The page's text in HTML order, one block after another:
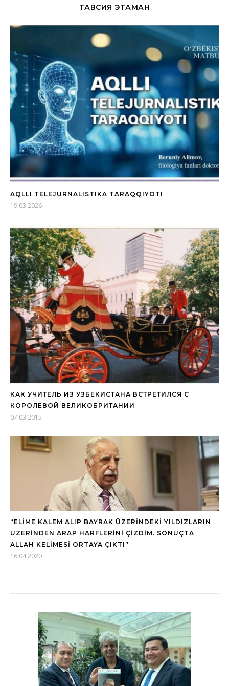
ТАВСИЯ ЭТАМАН
AQLLI TELEJURNALISTIKA TARAQQIYOTI
19.03.2026
КАК УЧИТЕЛЬ ИЗ УЗБЕКИСТАНА ВСТРЕТИЛСЯ С
КОРОЛЕВОЙ ВЕЛИКОБРИТАНИИ
07.03.2015
“ELİME KALEM ALIP BAYRAK ÜZERİNDEKİ YILDIZLARIN
ÜZERİNDEN ARAP HARFLERİNİ ÇİZDİM. SONUÇTA
ALLAH KELİMESİ ORTAYA ÇIKTI”
16.04.2020